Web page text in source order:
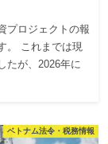
プロジェクトの報
。 これまでは現
たが、2026年に
ベトナム法令・税務情報